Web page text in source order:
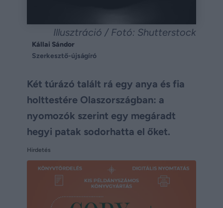
Illusztráció / Fotó: Shutterstock
Kállai Sándor
Szerkesztő-újságíró
Két túrázó talált rá egy anya és fia
holttestére Olaszországban: a
nyomozók szerint egy megáradt
hegyi patak sodorhatta el őket.
Hirdetés